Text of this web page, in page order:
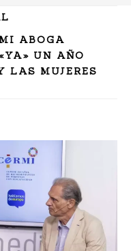
ABOGA
UN AÑO
LAS MUJERES